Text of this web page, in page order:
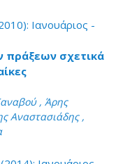
Ιανουάριος -
πράξεων σχετικά
, Άρης
Αναστασιάδης ,